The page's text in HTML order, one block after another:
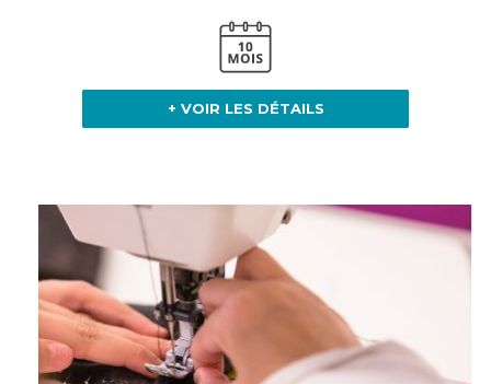
+ VOIR LES DÉTAILS